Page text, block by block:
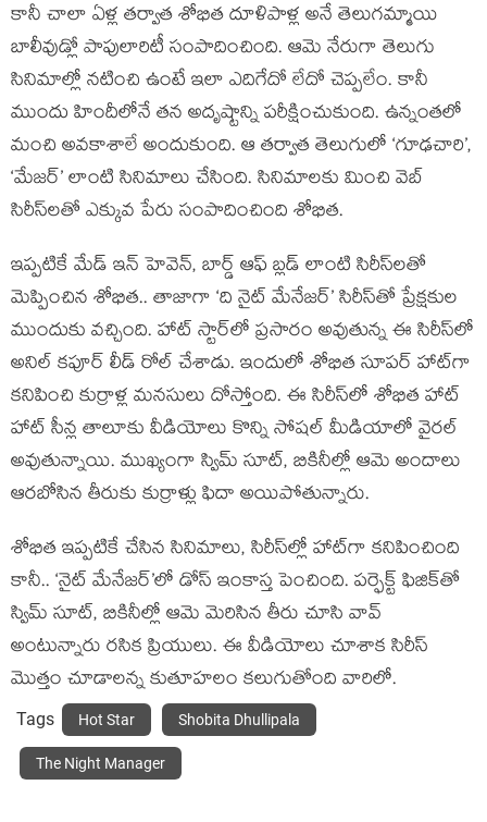
కానీ చాలా ఏళ్ల తర్వాత శోభిత దూళిపాళ్ల అనే తెలుగమ్మాయి
బాలీవుడ్లో పాపులారిటీ సంపాదించింది. ఆమె నేరుగా తెలుగు
సినిమాల్లో నటించి ఉంటే ఇలా ఎదిగేదో లేదో చెప్పలేం. కానీ
ముందు హిందీలోనే తన అదృష్టాన్ని పరీక్షించుకుంది. ఉన్నంతలో
మంచి అవకాశాలే అందుకుంది. ఆ తర్వాత తెలుగులో ‘గూఢచారి’,
‘మేజర్’ లాంటి సినిమాలు చేసింది. సినిమాలకు మించి వెబ్
సిరీస్‌లతో ఎక్కువ పేరు సంపాదించింది శోభిత.
ఇప్పటికే మేడ్ ఇన్ హెవెన్, బార్డ్ ఆఫ్ బ్లడ్ లాంటి సిరీస్‌లతో
మెప్పించిన శోభిత.. తాజాగా ‘ది నైట్ మేనేజర్’ సిరీస్‌తో ప్రేక్షకుల
ముందుకు వచ్చింది. హాట్ స్టార్‌లో ప్రసారం అవుతున్న ఈ సిరీస్‌లో
అనిల్ కపూర్ లీడ్ రోల్ చేశాడు. ఇందులో శోభిత సూపర్ హాట్‌గా
కనిపించి కుర్రాళ్ల మనసులు దోస్తోంది. ఈ సిరీస్‌లో శోభిత హాట్
హాట్ సీన్ల తాలూకు వీడియోలు కొన్ని సోషల్ మీడియాలో వైరల్
అవుతున్నాయి. ముఖ్యంగా స్విమ్ సూట్, బికినీల్లో ఆమె అందాలు
ఆరబోసిన తీరుకు కుర్రాళ్లు ఫిదా అయిపోతున్నారు.
శోభిత ఇప్పటికే చేసిన సినిమాలు, సిరీస్‌ల్లో హాట్‌గా కనిపించింది
కానీ.. ‘నైట్ మేనేజర్’లో డోస్ ఇంకాస్త పెంచింది. పర్ఫెక్ట్ ఫిజిక్‌తో
స్విమ్ సూట్, బికినీల్లో ఆమె మెరిసిన తీరు చూసి వావ్
అంటున్నారు రసిక ప్రియులు. ఈ వీడియోలు చూశాక సిరీస్
మొత్తం చూడాలన్న కుతూహలం కలుగుతోంది వారిలో.
Tags Hot Star Shobita Dhullipala
The Night Manager